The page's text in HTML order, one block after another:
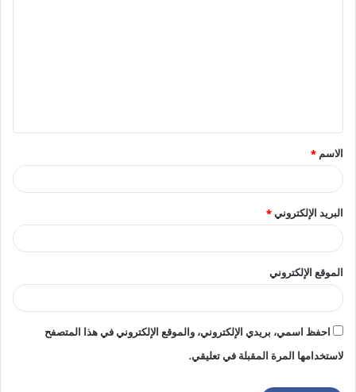
ق
*
الاسم *
البريد الإلكتروني*
الموقع الإلكتروني
احفظ اسمي، بريدي الإلكتروني، والموقع الإلكتروني في هذا المتصفح
لاستخدامها المرة المقبلة في تعليقي.